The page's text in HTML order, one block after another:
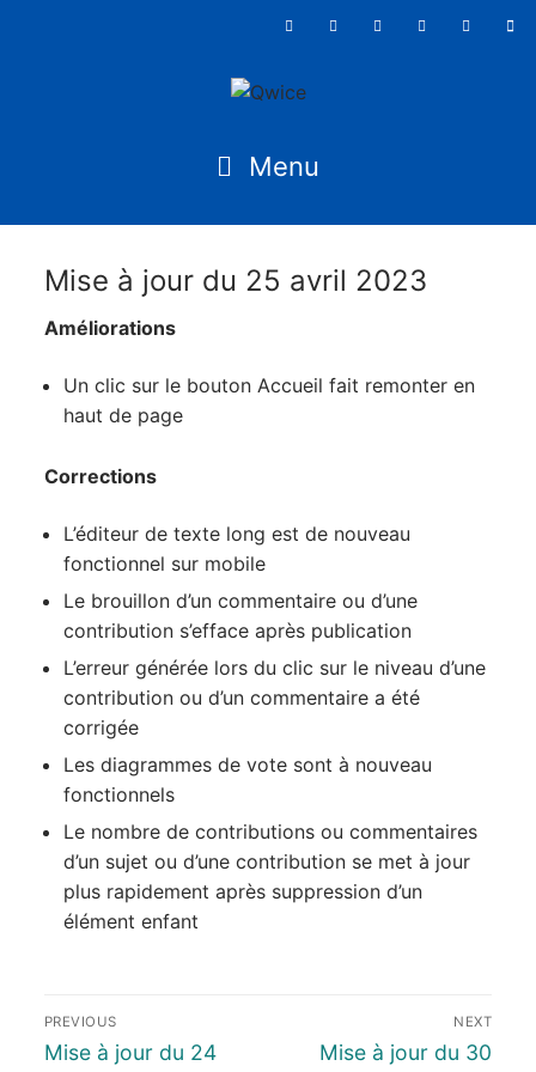
Mise à jour du 25 avril 2023
Améliorations
Un clic sur le bouton Accueil fait remonter en
haut de page
Corrections
L’éditeur de texte long est de nouveau
fonctionnel sur mobile
Le brouillon d’un commentaire ou d’une
contribution s’efface après publication
L’erreur générée lors du clic sur le niveau d’une
contribution ou d’un commentaire a été
corrigée
Les diagrammes de vote sont à nouveau
fonctionnels
Le nombre de contributions ou commentaires
d’un sujet ou d’une contribution se met à jour
plus rapidement après suppression d’un
élément enfant
PREVIOUS
Mise à jour du 24
NEXT
Mise à jour du 30